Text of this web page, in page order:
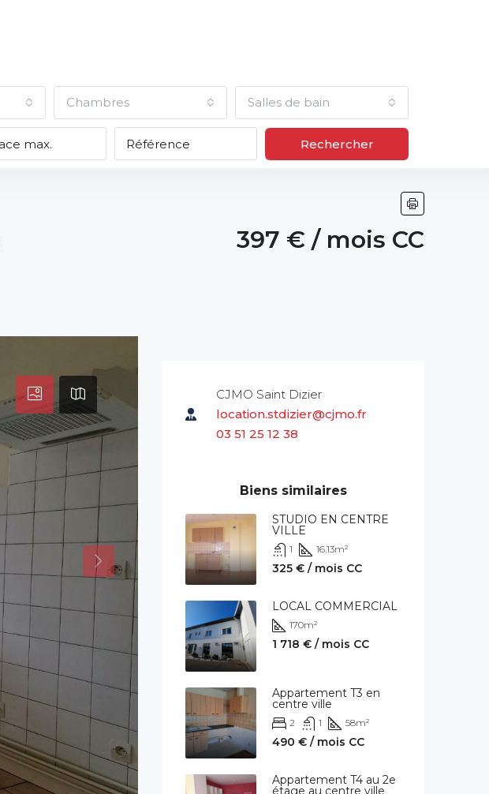
Chambres Salles de bain
Rechercher
397 € / mois CC
CJMO Saint Dizier
location.stdizier@cjmo.fr
03 51 25 12 38
Biens similaires
STUDIO EN CENTRE
VILLE
1 16.13m²
325 € / mois CC
LOCAL COMMERCIAL
170m²
1 718 € / mois CC
Appartement T3 en
centre ville
2 1 58m²
490 € / mois CC
Appartement T4 au 2e
étage au centre ville